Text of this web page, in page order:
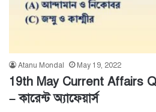
Atanu Mondal May 19, 2022
19th May Current Affairs
– কারেন্ট অ্যাফেয়ার্স